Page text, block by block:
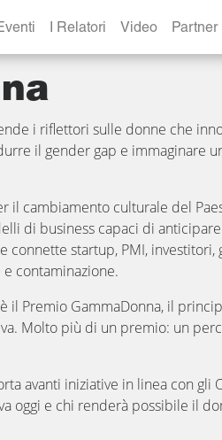
I Relatori Video Partner
i riflettori sulle donne che
il gender gap e immaginare
il cambiamento culturale del
di business capaci di
connette startup, PMI,
contaminazione.
il Premio GammaDonna, il
Molto più di un premio: un
avanti iniziative in linea con
oggi e chi renderà possibile il